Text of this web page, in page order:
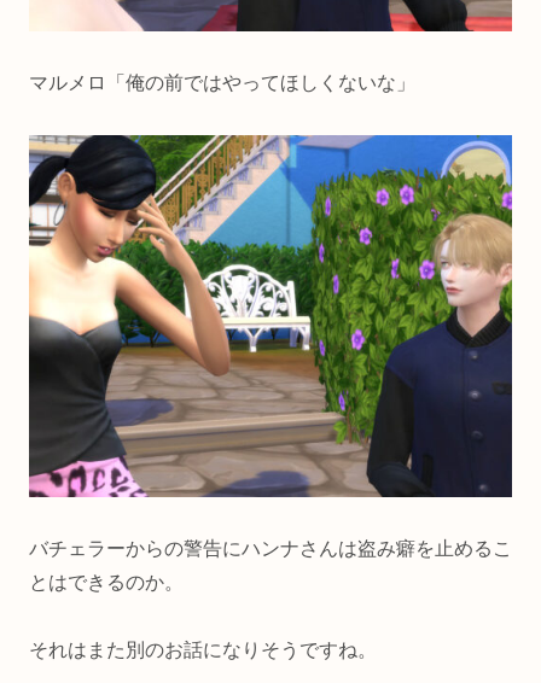
マルメロ「俺の前ではやってほしくないな」
バチェラーからの警告にハンナさんは盗み癖を止めるこ
とはできるのか。
それはまた別のお話になりそうですね。